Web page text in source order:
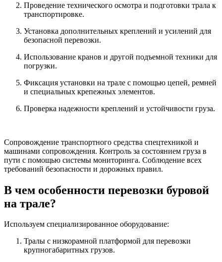
Проведение технического осмотра и подготовки трала к
транспортировке.
Установка дополнительных креплений и усилений для
безопасной перевозки.
Использование кранов и другой подъемной техники для
погрузки.
Фиксация установки на трале с помощью цепей, ремней
и специальных крепежных элементов.
Проверка надежности креплений и устойчивости груза.
Сопровождение транспортного средства спецтехникой и
машинами сопровождения. Контроль за состоянием груза в
пути с помощью системы мониторинга. Соблюдение всех
требований безопасности и дорожных правил.
В чем особенности перевозки буровой
на трале?
Используем специализированное оборудование:
Тралы с низкорамной платформой для перевозки
крупногабаритных грузов.